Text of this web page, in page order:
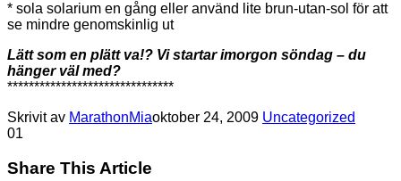
* sola solarium en gång eller använd lite brun-utan-sol för att
se mindre genomskinlig ut
Lätt som en plätt va!? Vi startar imorgon söndag – du
hänger väl med?
*******************************
Skrivit av MarathonMiaoktober 24, 2009 Uncategorized
01
Share This Article